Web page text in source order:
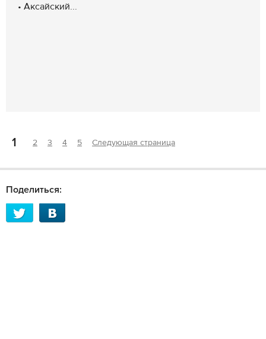
• Аксайский...
1 2 3 4 5 Следующая страница
Поделиться: